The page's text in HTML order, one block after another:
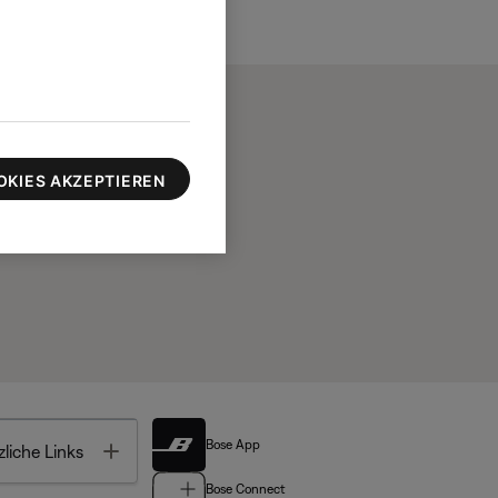
Links Toggle Bose App
Bose Connect
AKZEPTIEREN